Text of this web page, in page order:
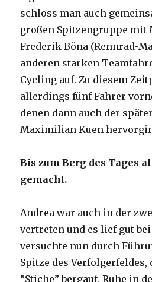
schloss man auch
großen Spitzengruppe mit
Frederik Böna (Rennrad-
anderen starken
Cycling auf. Zu diesem
allerdings fünf Fahrer
denen dann auch der
Maximilian Kuen
Bis zum Berg des Tages
gemacht.
Andrea war auch in der
vertreten und es lief gut
versuchte nun durch
Spitze des Verfolgerfeldes,
“Stiche” bergauf, Ruhe in